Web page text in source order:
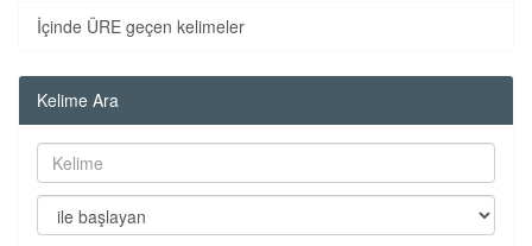
İçinde ÜRE geçen kelimeler
Kelime Ara